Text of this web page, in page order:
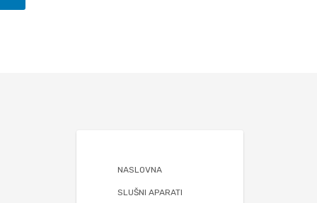
NASLOVNA
SLUŠNI APARATI